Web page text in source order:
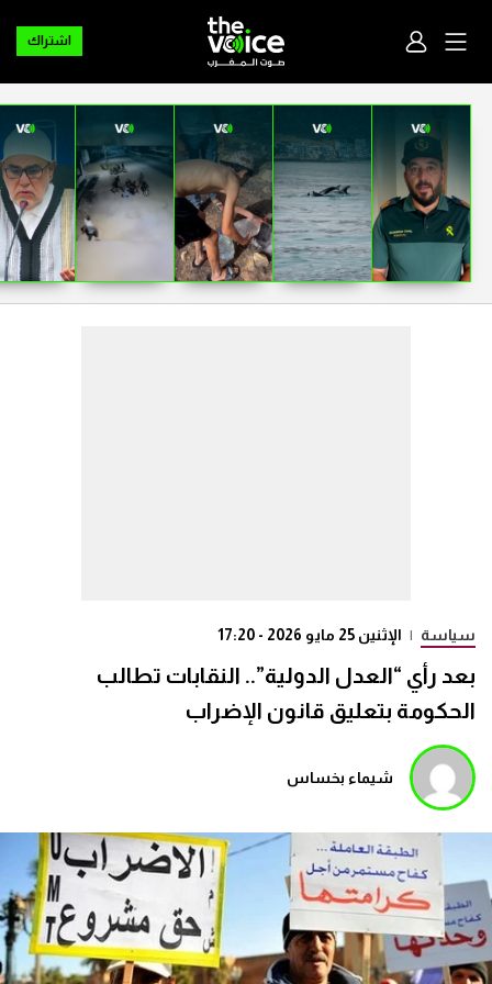
اشتراك
سياسة | الإثنين 25 مايو 2026 - 17:20
بعد رأي “العدل الدولية”.. النقابات تطالب
الحكومة بتعليق قانون الإضراب
شيماء بخساس